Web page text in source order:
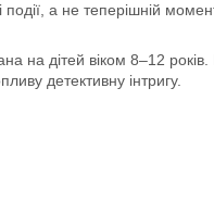
а не теперішній
дітей віком 8–12
детективну інтригу.